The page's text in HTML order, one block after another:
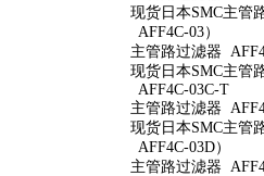
现货日本SMC主管
AFF4C-03）
主管路过滤器
现货日本SMC主管
AFF4C-03C-T
主管路过滤器
现货日本SMC主管
AFF4C-03D）
主管路过滤器